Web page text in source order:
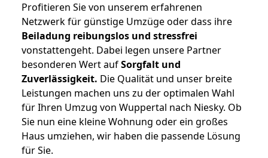
Profitieren Sie von unserem erfahrenen
Netzwerk für günstige Umzüge oder dass ihre
Beiladung reibungslos und stressfrei
vonstattengeht. Dabei legen unsere Partner
besonderen Wert aufSorgfalt und
Zuverlässigkeit. Die Qualität und unser breite
Leistungen machen uns zu der optimalen Wahl
für Ihren Umzug von Wuppertal nach Niesky. Ob
Sie nun eine kleine Wohnung oder ein großes
Haus umziehen, wir haben die passende Lösung
für Sie.